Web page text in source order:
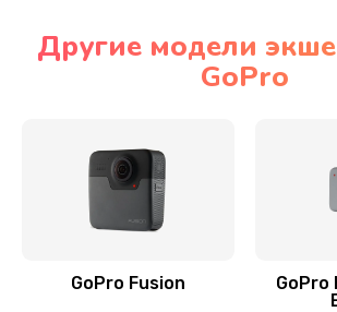
Другие модели
GoPro
GoPro Fusion
GoPro